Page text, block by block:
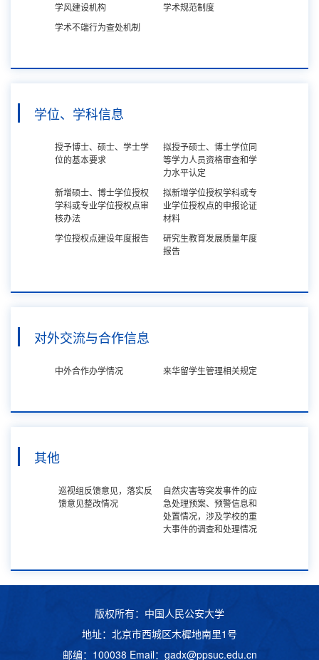
学风建设机构
学术规范制度
学术不端行为查处机制
学位、学科信息
授予博士、硕士、学士学
位的基本要求
拟授予硕士、博士学位同
等学力人员资格审查和学
力水平认定
新增硕士、博士学位授权
学科或专业学位授权点审
核办法
拟新增学位授权学科或专
业学位授权点的申报论证
材料
学位授权点建设年度报告
研究生教育发展质量年度
报告
对外交流与合作信息
中外合作办学情况 来华留学生管理相关规定
其他
巡视组反馈意见，落实反
馈意见整改情况
自然灾害等突发事件的应
急处理预案、预警信息和
处置情况，涉及学校的重
大事件的调查和处理情况
版权所有：中国人民公安大学
地址：北京市西城区木樨地南里1号
邮编：100038 Email： gadx@ppsuc.edu.cn